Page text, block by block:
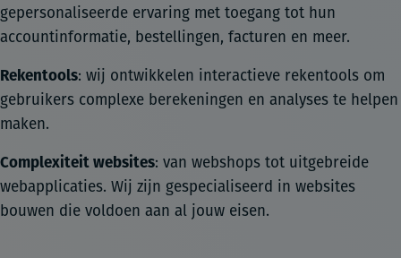
gepersonaliseerde ervaring met toegang tot hun
accountinformatie, bestellingen, facturen en meer.
Rekentools: wij ontwikkelen interactieve rekentools om
gebruikers complexe berekeningen en analyses te helpen
maken.
Complexiteit websites: van webshops tot uitgebreide
webapplicaties. Wij zijn gespecialiseerd in websites
bouwen die voldoen aan al jouw eisen.